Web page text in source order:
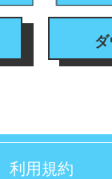
利用規約